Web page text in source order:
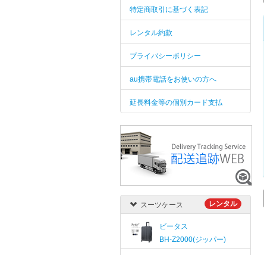
特定商取引に基づく表記
レンタル約款
プライバシーポリシー
au携帯電話をお使いの方へ
延長料金等の個別カード支払
スーツケース レンタル
ビータス
BH-Z2000(ジッパー)